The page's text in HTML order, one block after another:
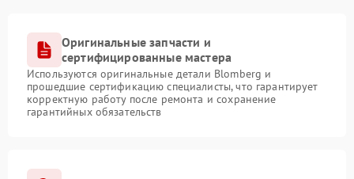
Оригинальные запчасти и
сертифицированные мастера
Используются оригинальные детали Blomberg и
прошедшие сертификацию специалисты, что гарантирует
корректную работу после ремонта и сохранение
гарантийных обязательств